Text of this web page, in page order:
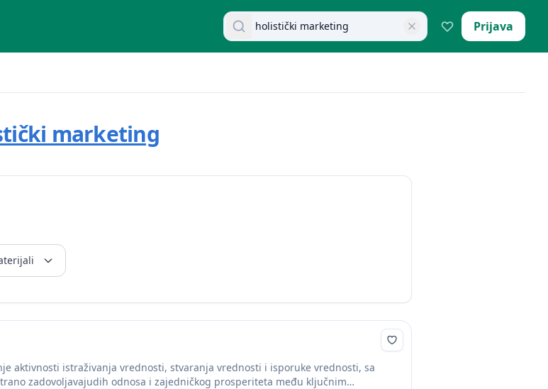
Pretraži dokumente Prijava
marketing
aktivnosti istraživanja vrednosti, stvaranja vrednosti i isporuke vrednosti, sa
zadovoljavajudih odnosa i zajedničkog prosperiteta među ključnim